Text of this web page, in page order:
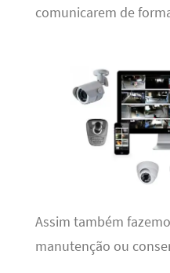
comunicarem de
Assim também
manutenção ou